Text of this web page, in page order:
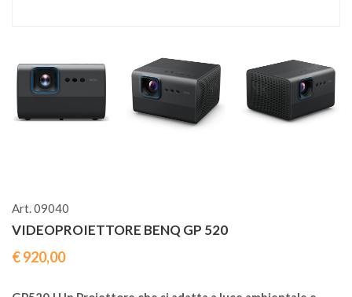
Art. 09040
VIDEOPROIETTORE BENQ GP 520
€ 920,00